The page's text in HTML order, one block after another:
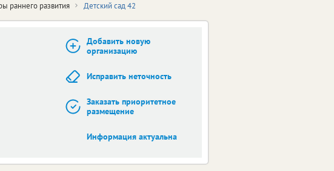
раннего развития Детский сад 42
Добавить новую
организацию
Исправить неточность
Заказать приоритетное
размещение
Информация актуальна